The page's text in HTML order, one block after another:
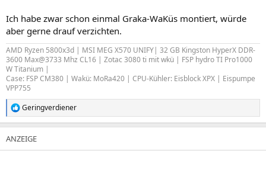
Ich habe zwar schon einmal Graka-WaKüs montiert, würde
aber gerne drauf verzichten.
AMD Ryzen 5800x3d | MSI MEG X570 UNIFY| 32 GB Kingston HyperX DDR-
3600 Max@3733 Mhz CL16 | Zotac 3080 ti mit wkü | FSP hydro TI Pro1000
W Titanium |
Case: FSP CM380 | Wakü: MoRa420 | CPU-Kühler: Eisblock XPX | Eispumpe
VPP755
R
e
a
k
t
Geringverdiener